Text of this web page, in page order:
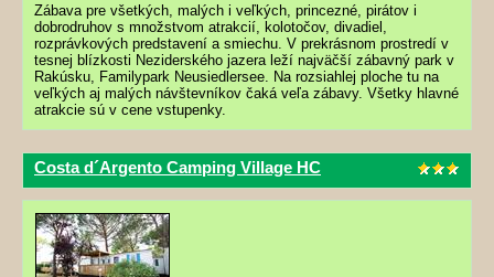
Zábava pre všetkých, malých i veľkých, princezné, pirátov i
dobrodruhov s množstvom atrakcií, kolotočov, divadiel,
rozprávkových predstavení a smiechu. V prekrásnom prostredí v
tesnej blízkosti Neziderského jazera leží najväčší zábavný park v
Rakúsku, Familypark Neusiedlersee. Na rozsiahlej ploche tu na
veľkých aj malých návštevníkov čaká veľa zábavy. Všetky hlavné
atrakcie sú v cene vstupenky.
Costa d´Argento Camping Village HC